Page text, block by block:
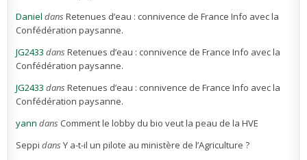
Daniel dansRetenues d’eau : connivence de France Info avec la
Confédération paysanne.
JG2433 dansRetenues d’eau : connivence de France Info avec la
Confédération paysanne.
JG2433 dansRetenues d’eau : connivence de France Info avec la
Confédération paysanne.
yann dans Comment le lobby du bio veut la peau de la HVE
Seppi dansY a-t-il un pilote au ministère de l’Agriculture ?